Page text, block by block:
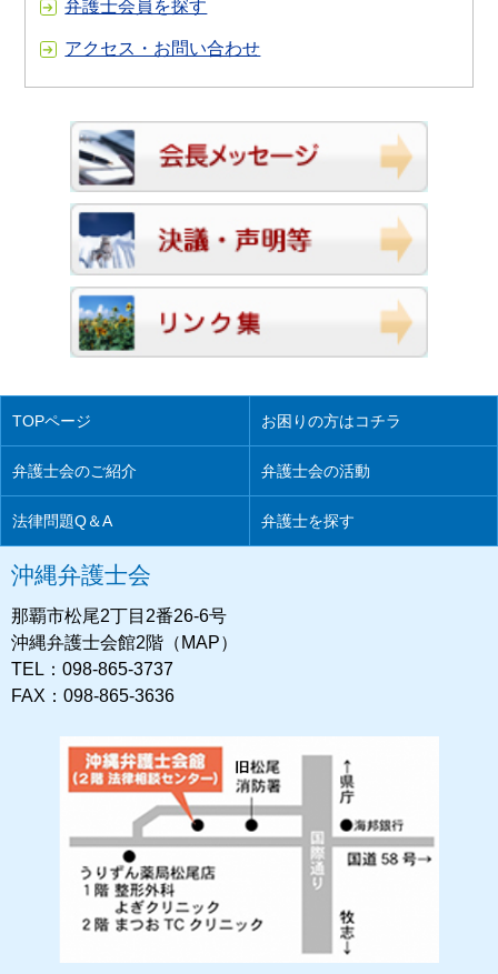
弁護士会員を探す
アクセス・お問い合わせ
TOPページ お困りの方はコチラ
弁護士会のご紹介 弁護士会の活動
法律問題Q＆A 弁護士を探す
沖縄弁護士会
那覇市松尾2丁目2番26-6号
沖縄弁護士会館2階（MAP）
TEL：098-865-3737
FAX：098-865-3636